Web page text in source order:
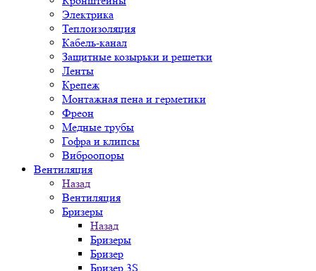
Электрика
Теплоизоляция
Кабель-канал
Защитные козырьки и решетки
Ленты
Крепеж
Монтажная пена и герметики
Фреон
Медные трубы
Гофра и клипсы
Виброопоры
Вентиляция
Назад
Вентиляция
Бризеры
Назад
Бризеры
Бризер
Бризер 3S